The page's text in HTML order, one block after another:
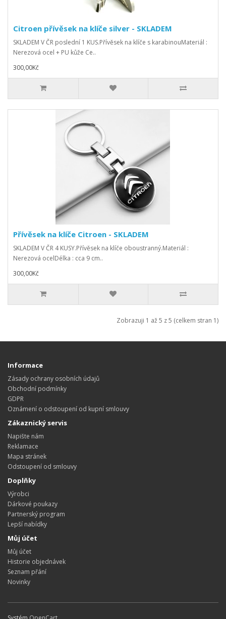
Citroen přívěsek na klíče silver - SKLADEM
SKLADEM V ČR poslední 1 KUS.Přívěsek na klíče s karabinouMateriál :
Nerezová ocel + PU kůže Ce..
300,00Kč
Přívěsek na klíče Citroen - SKLADEM
SKLADEM V ČR 4 KUSY.Přívěsek na klíče oboustranný.Materiál :
Nerezová ocelDélka : cca 9 cm..
300,00Kč
Zobrazuji 1 až 5 z 5 (celkem stran 1)
Informace
Zásady ochrany osobních údajů
Obchodní podmínky
GDPR
Oznámení o odstoupení od kupní smlouvy
Zákaznický servis
Napište nám
Reklamace
Mapa stránek
Odstoupení od smlouvy
Doplňky
Výrobci
Dárkové poukazy
Partnerský program
Lepší nabídky
Můj účet
Můj účet
Historie objednávek
Seznam přání
Novinky